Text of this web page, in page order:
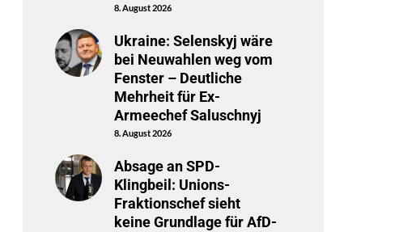
8. August 2026
Ukraine: Selenskyj wäre
bei Neuwahlen weg vom
Fenster – Deutliche
Mehrheit für Ex-
Armeechef Saluschnyj
8. August 2026
Absage an SPD-
Klingbeil: Unions-
Fraktionschef sieht
keine Grundlage für AfD-